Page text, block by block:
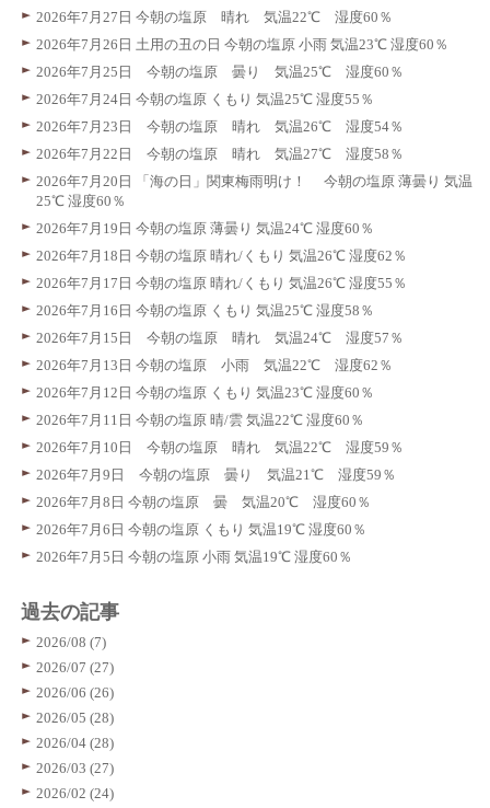
2026年7月27日 今朝の塩原 晴れ 気温22℃ 湿度60％
2026年7月26日 土用の丑の日 今朝の塩原 小雨 気温23℃ 湿度60％
2026年7月25日 今朝の塩原 曇り 気温25℃ 湿度60％
2026年7月24日 今朝の塩原 くもり 気温25℃ 湿度55％
2026年7月23日 今朝の塩原 晴れ 気温26℃ 湿度54％
2026年7月22日 今朝の塩原 晴れ 気温27℃ 湿度58％
2026年7月20日 「海の日」関東梅雨明け！ 今朝の塩原 薄曇り 気温
25℃ 湿度60％
2026年7月19日 今朝の塩原 薄曇り 気温24℃ 湿度60％
2026年7月18日 今朝の塩原 晴れ/くもり 気温26℃ 湿度62％
2026年7月17日 今朝の塩原 晴れ/くもり 気温26℃ 湿度55％
2026年7月16日 今朝の塩原 くもり 気温25℃ 湿度58％
2026年7月15日 今朝の塩原 晴れ 気温24℃ 湿度57％
2026年7月13日 今朝の塩原 小雨 気温22℃ 湿度62％
2026年7月12日 今朝の塩原 くもり 気温23℃ 湿度60％
2026年7月11日 今朝の塩原 晴/雲 気温22℃ 湿度60％
2026年7月10日 今朝の塩原 晴れ 気温22℃ 湿度59％
2026年7月9日 今朝の塩原 曇り 気温21℃ 湿度59％
2026年7月8日 今朝の塩原 曇 気温20℃ 湿度60％
2026年7月6日 今朝の塩原 くもり 気温19℃ 湿度60％
2026年7月5日 今朝の塩原 小雨 気温19℃ 湿度60％
過去の記事
2026/08 (7)
2026/07 (27)
2026/06 (26)
2026/05 (28)
2026/04 (28)
2026/03 (27)
2026/02 (24)